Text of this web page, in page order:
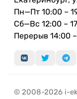
Высокое
поддержке
3.1.
Пн—Пт 10:00 –
Сб—Вс 12:00 –
Перерыв 14:00
© 2008-2026 i-